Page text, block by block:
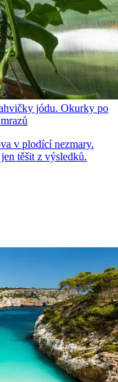
jódu. Okurky po
v plodící nezmary.
těšit z výsledků.